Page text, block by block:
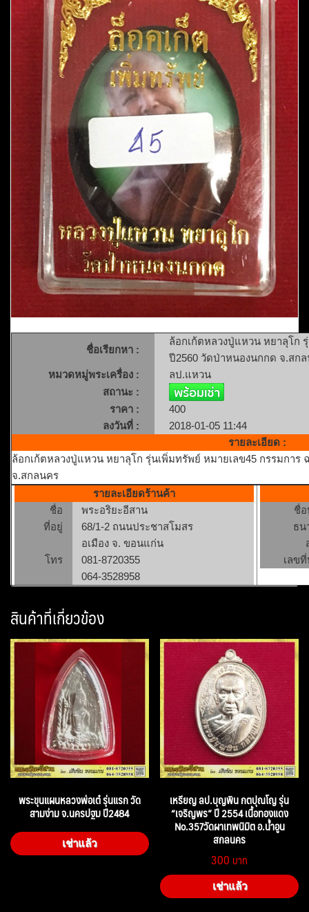
ชื่อเรียกหา :
ล้อกเก้ตหลวงปู่แหวน หยาลุโก
ปี2560 วัดป่าหนองนกกด จ.สก
หมวดหมู่พระเครื่อง :
ลป.แหวน
สถานะ :
ราคา :
400
ลงวันที่ :
2018-01-05 11:44
รายละเอียด :
ล้อกเก้ตหลวงปู่แหวน หยาลุโก รุ่นเพิ่มทรัพย์ หมายเลข45 กรรมการ
จ.สกลนคร
รายละเอียดร้านค้า
ชื่อ
พระอริยะอีสาน
ที่อยู่
68/1-2 ถนนประชาสโมสร
อเมือง จ. ขอนแก่น
โทร
081-8720355
064-3528958
ชื่
ธน
เลข
สินค้าที่เกี่ยวข้อง
พระขุนแผนหลวงพ่อเต๋ รุ่นแรก วัด
สามง่าม จ.นครปฐม ปี2484
เช่าแล้ว
เหรียญ ลป.บุญพิน กตปุณโญ รุ่น
“เจริญพร” ปี 2554 เนื้อทองแดง
No.357วัดผาเทพนิมิต อ.น้ำอูน
สกลนคร
300
เช่าแล้ว